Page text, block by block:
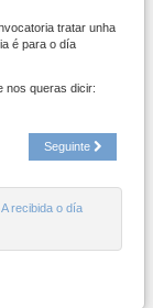
tratar unha
é para o día
nos queras dicir:
Seguinte
recibida o día